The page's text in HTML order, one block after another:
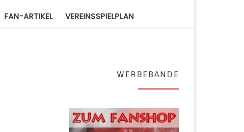
FAN-ARTIKEL VEREINSSPIELPLAN
WERBEBANDE